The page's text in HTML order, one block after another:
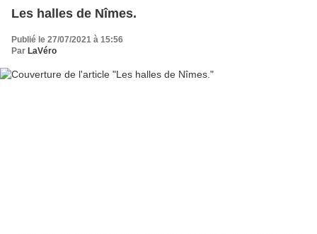
Les halles de Nîmes.
Publié le 27/07/2021 à 15:56
Par LaVéro